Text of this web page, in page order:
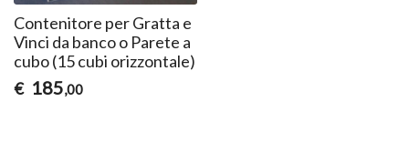
Contenitore per Gratta e
Vinci da banco o Parete a
cubo (15 cubi orizzontale)
€ 185,00